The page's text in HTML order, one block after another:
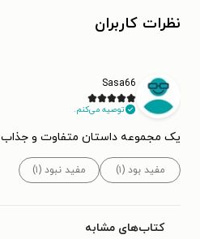
نظرات کاربران
Sasa66
توصیه می‌کنم.
یک مجموعه داستان متفاوت و جذاب
مفید بود (۱) مفید نبود (۱)
کتاب‌های مشابه